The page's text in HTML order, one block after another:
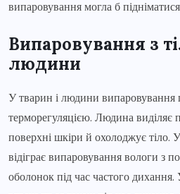
випаровування могла б
Випаровування з
людини
У тварин і людини випаровування
терморегуляцією. Людина виділяє
поверхні шкіри й охолоджує тіло.
відіграє випаровування вологи з
оболонок під час частого